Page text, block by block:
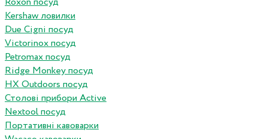
Kershaw ловилки
Due Cigni посуд
Victorinox посуд
Petromax посуд
Ridge Monkey посуд
HX Outdoors посуд
Столові прибори Active
Nextool посуд
Портативні кавоварки